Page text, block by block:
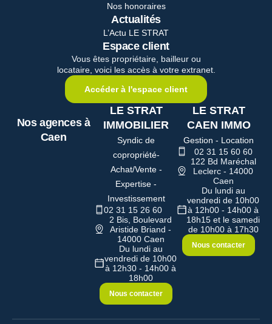
Nos honoraires
Actualités
L’Actu LE STRAT
Espace client
Vous êtes propriétaire, bailleur ou
locataire, voici les accès à votre extranet.
Accéder à l'espace client
Nos agences à
Caen
LE STRAT
IMMOBILIER
Syndic de
copropriété-
Achat/Vente -
Expertise -
Investissement
02 31 15 26 60
2 Bis, Boulevard
Aristide Briand -
14000 Caen
Du lundi au
vendredi de 10h00
à 12h30 - 14h00 à
18h00
Nous contacter
LE STRAT
CAEN IMMO
Gestion - Location
02 31 15 60 60
122 Bd Maréchal
Leclerc - 14000
Caen
Du lundi au
vendredi de 10h00
à 12h00 - 14h00 à
18h15 et le samedi
de 10h00 à 17h30
Nous contacter